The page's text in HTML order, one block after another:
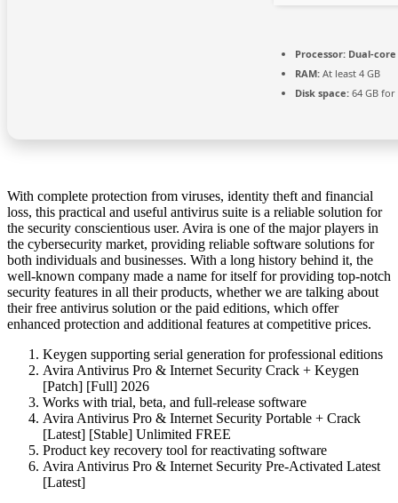
Processor: Dual-
RAM: At least 4 GB
Disk space: 64 GB
With complete protection from viruses, identity theft and financial
loss, this practical and useful antivirus suite is a reliable solution for
the security conscientious user. Avira is one of the major players in
the cybersecurity market, providing reliable software solutions for
both individuals and businesses. With a long history behind it, the
well-known company made a name for itself for providing top-notch
security features in all their products, whether we are talking about
their free antivirus solution or the paid editions, which offer
enhanced protection and additional features at competitive prices.
Keygen supporting serial generation for professional editions
Avira Antivirus Pro & Internet Security Crack + Keygen
[Patch] [Full] 2026
Works with trial, beta, and full-release software
Avira Antivirus Pro & Internet Security Portable + Crack
[Latest] [Stable] Unlimited FREE
Product key recovery tool for reactivating software
Avira Antivirus Pro & Internet Security Pre-Activated Latest
[Latest]